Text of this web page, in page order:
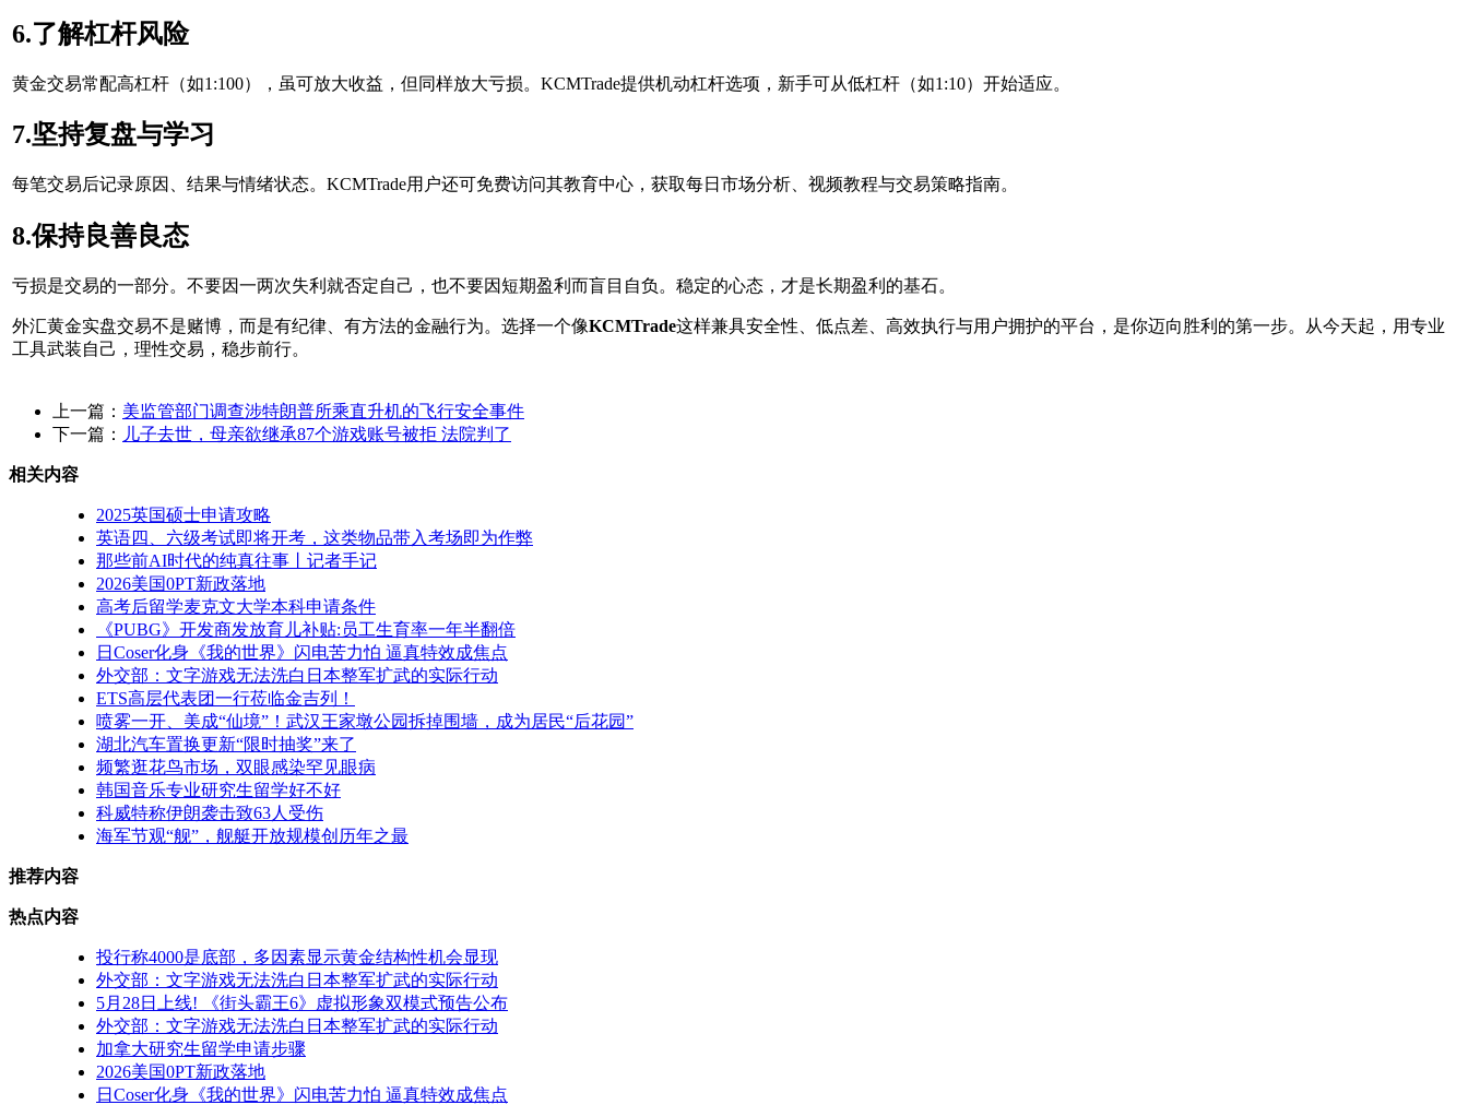
6.了解杠杆风险
黄金交易常配高杠杆（如1:100），虽可放大收益，但同样放大亏损。KCMTrade提供机动杠杆选项，新手可从低杠杆（如1:10）开始适应。
7.坚持复盘与学习
每笔交易后记录原因、结果与情绪状态。KCMTrade用户还可免费访问其教育中心，获取每日市场分析、视频教程与交易策略指南。
8.保持良善良态
亏损是交易的一部分。不要因一两次失利就否定自己，也不要因短期盈利而盲目自负。稳定的心态，才是长期盈利的基石。
外汇黄金实盘交易不是赌博，而是有纪律、有方法的金融行为。选择一个像KCMTrade这样兼具安全性、低点差、高效执行与用户拥护的平台，是你迈向胜利的第一步。从今天起，用专业
工具武装自己，理性交易，稳步前行。
上一篇： 美监管部门调查涉特朗普所乘直升机的飞行安全事件
下一篇：
儿子去世，母亲欲继承87个游戏账号被拒 法院判了
相关内容
2025英国硕士申请攻略
英语四、六级考试即将开考，这类物品带入考场即为作弊
那些前AI时代的纯真往事丨记者手记
2026美国0PT新政落地
高考后留学麦克文大学本科申请条件
《PUBG》开发商发放育儿补贴:员工生育率一年半翻倍
日Coser化身《我的世界》闪电苦力怕 逼真特效成焦点
外交部：文字游戏无法洗白日本整军扩武的实际行动
ETS高层代表团一行莅临金吉列！
喷雾一开、美成“仙境”！武汉王家墩公园拆掉围墙，成为居民“后花园”
湖北汽车置换更新“限时抽奖”来了
频繁逛花鸟市场，双眼感染罕见眼病
韩国音乐专业研究生留学好不好
科威特称伊朗袭击致63人受伤
海军节观“舰”，舰艇开放规模创历年之最
推荐内容
热点内容
投行称4000是底部，多因素显示黄金结构性机会显现
外交部：文字游戏无法洗白日本整军扩武的实际行动
5月28日上线! 《街头霸王6》虚拟形象双模式预告公布
外交部：文字游戏无法洗白日本整军扩武的实际行动
加拿大研究生留学申请步骤
2026美国0PT新政落地
日Coser化身《我的世界》闪电苦力怕 逼真特效成焦点